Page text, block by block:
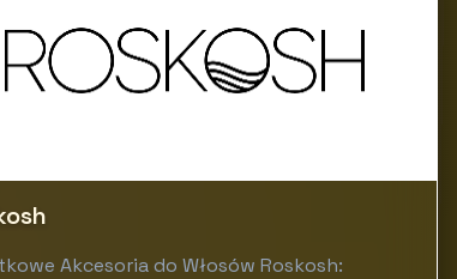
Akcesoria do Włosów Roskosh: